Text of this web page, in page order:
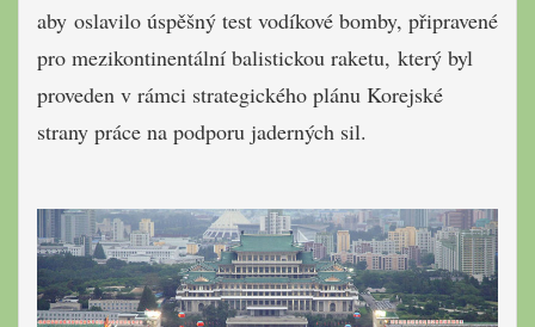
aby oslavilo úspěšný test vodíkové bomby, připravené
pro mezikontinentální balistickou raketu, který byl
proveden v rámci strategického plánu Korejské
strany práce na podporu jaderných sil.